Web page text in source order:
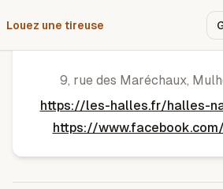
Louez une tireuse
Brasserie des
9, rue des Maréchaux,
https://les-halles.fr/halles-
https://